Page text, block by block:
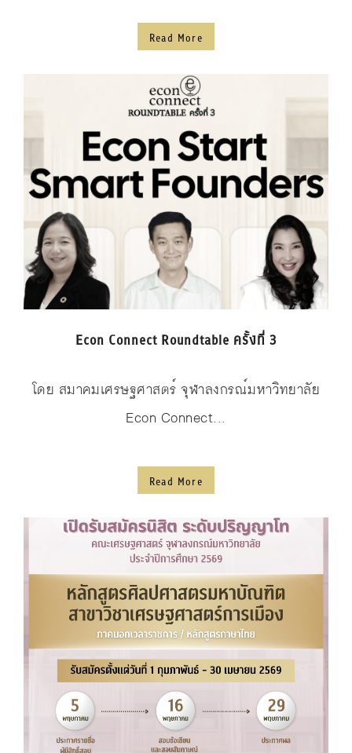
Read More
Econ Connect Roundtable ครั้งที่ 3
โดย สมาคมเศรษฐศาสตร์ จุฬาลงกรณ์มหาวิทยาลัย
Econ Connect...
Read More